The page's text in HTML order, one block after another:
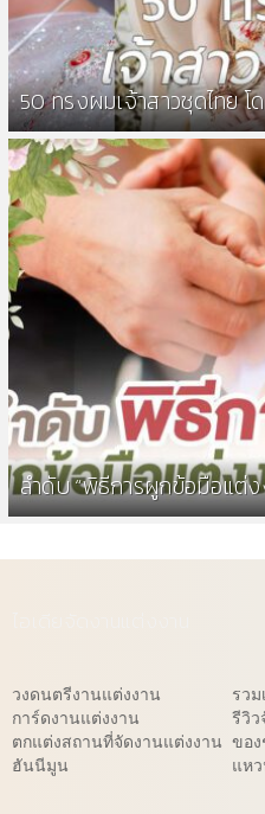
50 ทรงผมเจ้าสาวชุดไทย โ
ลำดับ “พิธีการผูกข้อมือแต่ง
วงดนตรีงานแต่งงาน
การ์ดงานแต่งงาน
ตกแต่งสถานที่จัดงานแต่งงาน
ฮันนีมูน
รวม
รีวิว
ของ
แห